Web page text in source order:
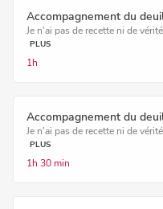
Accompagnement du
Je n'ai pas de recette ni de
PLUS
1h
Accompagnement du
Je n'ai pas de recette ni de
PLUS
1h 30 min